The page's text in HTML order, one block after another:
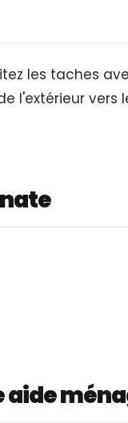
les taches
l'extérieur vers
aide